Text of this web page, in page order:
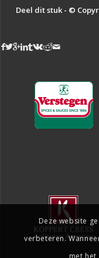
Deel dit stuk - ©
Deze website
verbeteren.